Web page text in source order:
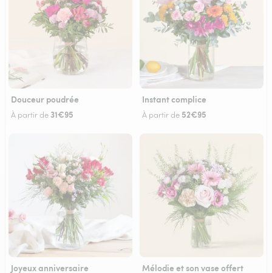
Douceur poudrée
À partir de 31€95
Instant complice
À partir de 52€95
Joyeux anniversaire Mélodie et son vase offert